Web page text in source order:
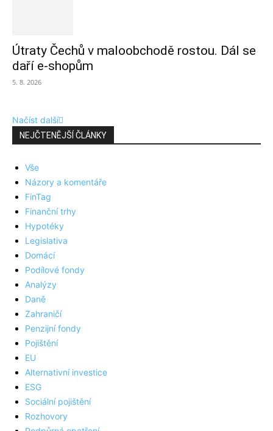
Útraty Čechů v maloobchodě rostou. Dál se
daří e-shopům
5. 8. 2026
Načíst další
NEJČTENĚJŠÍ ČLÁNKY
Vše
Názory a komentáře
FinTag
Finanční trhy
Hypotéky
Legislativa
Domácí
Podílové fondy
Analýzy
Daně
Zahraničí
Penzijní fondy
Pojištění
EU
Alternativní investice
ESG
Sociální pojištění
Rozhovory